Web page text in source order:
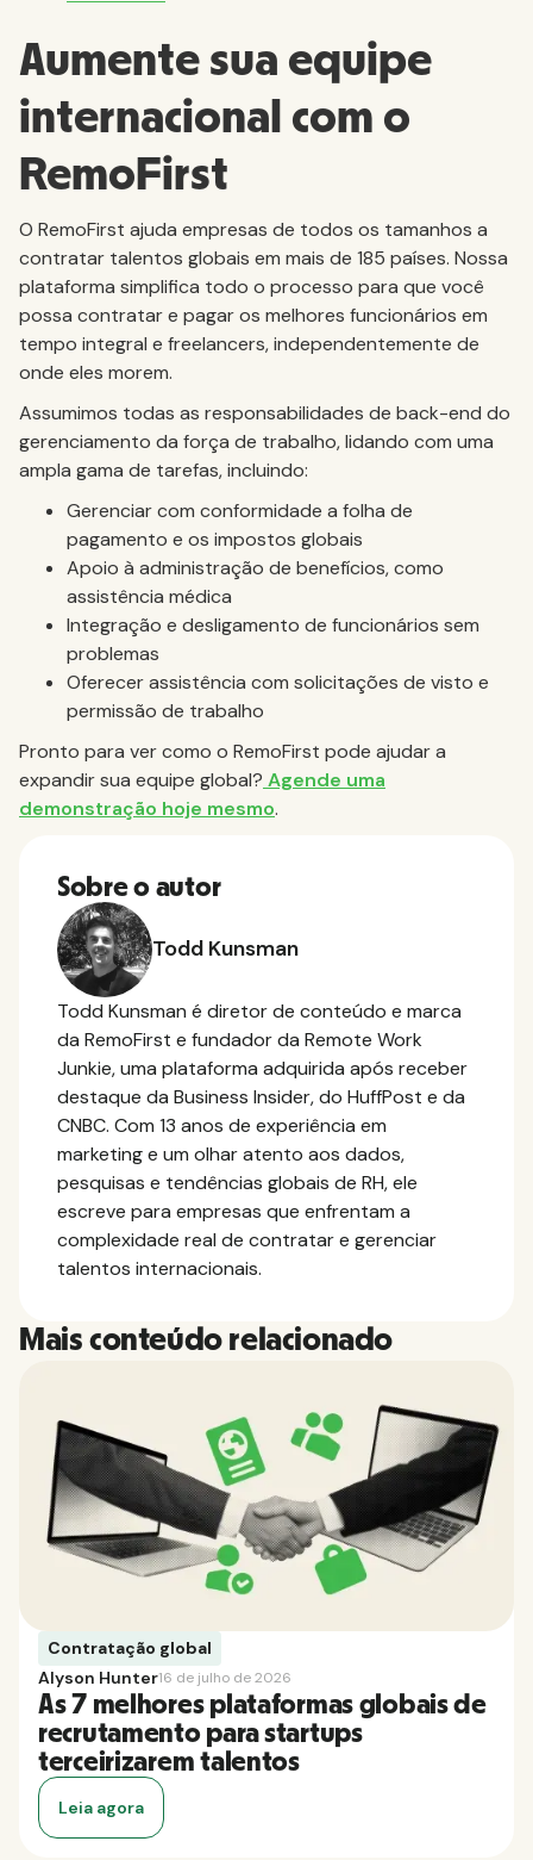
Aumente sua equipe
internacional com o
RemoFirst
O RemoFirst ajuda empresas de todos os tamanhos a
contratar talentos globais em mais de 185 países. Nossa
plataforma simplifica todo o processo para que você
possa contratar e pagar os melhores funcionários em
tempo integral e freelancers, independentemente de
onde eles morem.
Assumimos todas as responsabilidades de back-end do
gerenciamento da força de trabalho, lidando com uma
ampla gama de tarefas, incluindo:
Gerenciar com conformidade a folha de
pagamento e os impostos globais
Apoio à administração de benefícios, como
assistência médica
Integração e desligamento de funcionários sem
problemas
Oferecer assistência com solicitações de visto e
permissão de trabalho
Pronto para ver como o RemoFirst pode ajudar a
expandir sua equipe global? Agende uma
demonstração hoje mesmo.
Sobre o autor
Todd Kunsman
Todd Kunsman é diretor de conteúdo e marca
da RemoFirst e fundador da Remote Work
Junkie, uma plataforma adquirida após receber
destaque da Business Insider, do HuffPost e da
CNBC. Com 13 anos de experiência em
marketing e um olhar atento aos dados,
pesquisas e tendências globais de RH, ele
escreve para empresas que enfrentam a
complexidade real de contratar e gerenciar
talentos internacionais.
Mais conteúdo relacionado
Contratação global
Alyson Hunter16 de julho de 2026
As 7 melhores plataformas globais de
recrutamento para startups
terceirizarem talentos
Leia agora